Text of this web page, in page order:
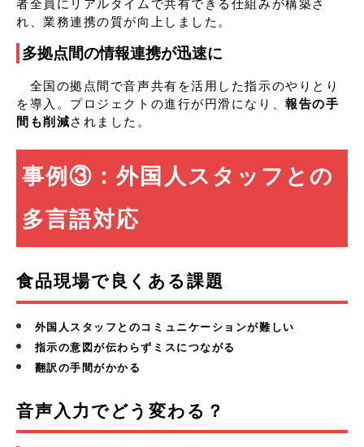
者全員にリアルタイムで共有できる仕組みが構築さ
れ、業務連携の質が向上しました。
多拠点間の情報連携が迅速に
全国の拠点間で音声共有を活用した指示のやりとり
を導入。プロジェクトの進行が円滑になり、報告の手
間も削減されました。
事例③：外国人スタッフとの
多言語対応
食品現場で良くある課題
外国人スタッフとのコミュニケーションが難しい
指示の意図が伝わらずミスにつながる
翻訳の手間がかかる
音声入力でどう変わる？